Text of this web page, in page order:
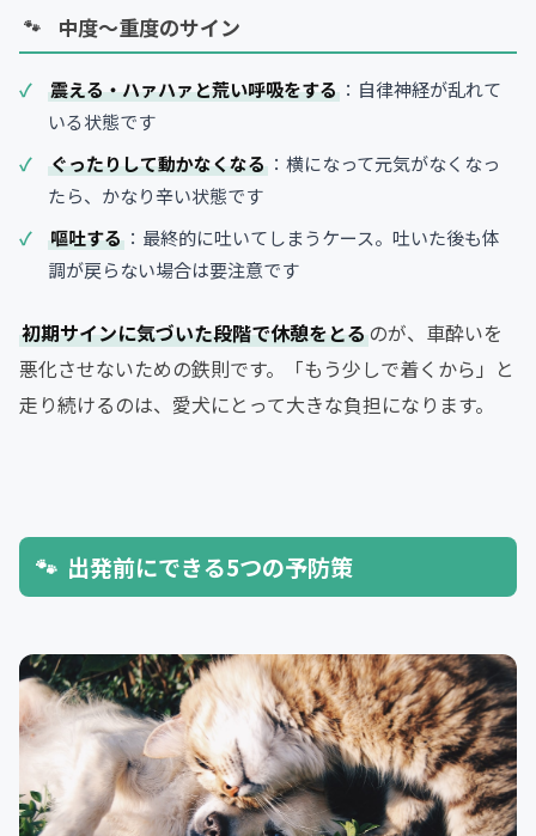
中度～重度のサイン
震える・ハァハァと荒い呼吸をする ：自律神経が乱れて
いる状態です
ぐったりして動かなくなる ：横になって元気がなくなっ
たら、かなり辛い状態です
嘔吐する ：最終的に吐いてしまうケース。吐いた後も体
調が戻らない場合は要注意です
初期サインに気づいた段階で休憩をとるのが、車酔いを
悪化させないための鉄則です。「もう少しで着くから」と
走り続けるのは、愛犬にとって大きな負担になります。
出発前にできる5つの予防策